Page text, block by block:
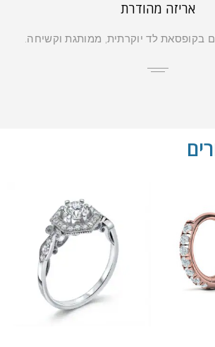
אריזה מהודרת
בקופסאת לד יוקרתית, ממותגת וקשיחה.